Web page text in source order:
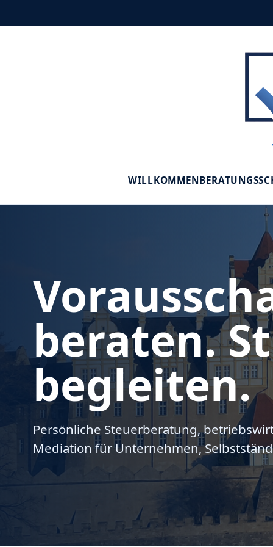
WILLKOMMEN
beraten.
begleiten.
Persönliche Steuerberatung,
Mediation für Unternehmen,